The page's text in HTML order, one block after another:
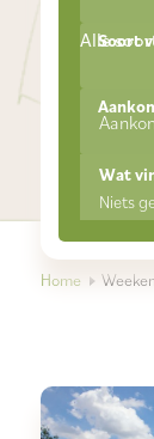
Soort
Alle
Wat
Niets
Home